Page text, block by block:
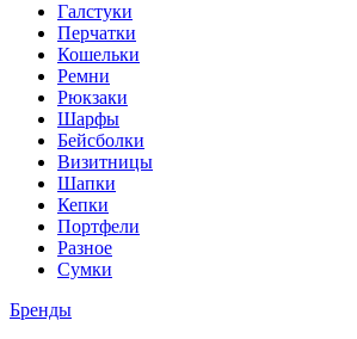
Галстуки
Перчатки
Кошельки
Ремни
Рюкзаки
Шарфы
Бейсболки
Визитницы
Шапки
Кепки
Портфели
Разное
Сумки
Бренды